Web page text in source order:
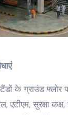
के ग्राउंड
सुरक्षा कक्ष,